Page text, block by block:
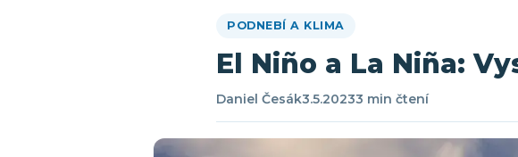
PODNEBÍ A KLIMA
El Niño a La Niña:
Daniel Česák3.5.20233 min čtení